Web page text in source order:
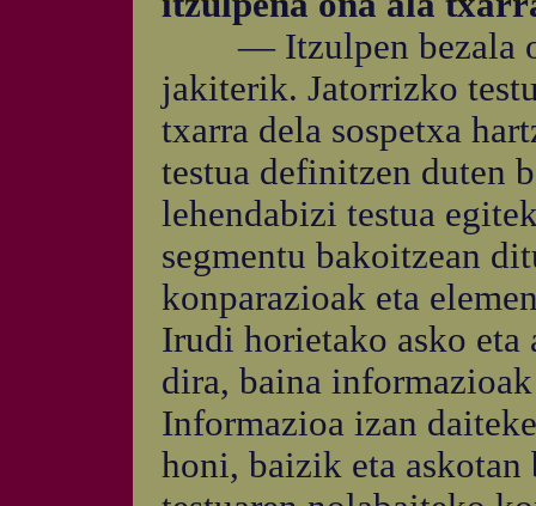
— Itzulpen bezala
jakiterik. Jatorrizko
txarra dela sospetxa
testua definitzen duten
lehendabizi testua
segmentu bakoitzean
konparazioak eta
Irudi horietako asko
dira, baina
Informazioa izan
honi, baizik eta